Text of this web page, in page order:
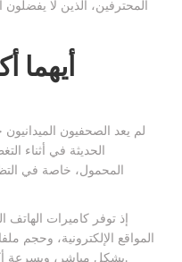
المحترفين، الذين لا
أيهما
لم يعد الصحفيون
الحديثة في أثناء
المحمول، خاصة في
إذ توفر كاميرات
المواقع الإلكترونية، وحجم
بشكل مباشر، وبسرعة أكبر للجهات الإعلامية التي يتعامل معها.